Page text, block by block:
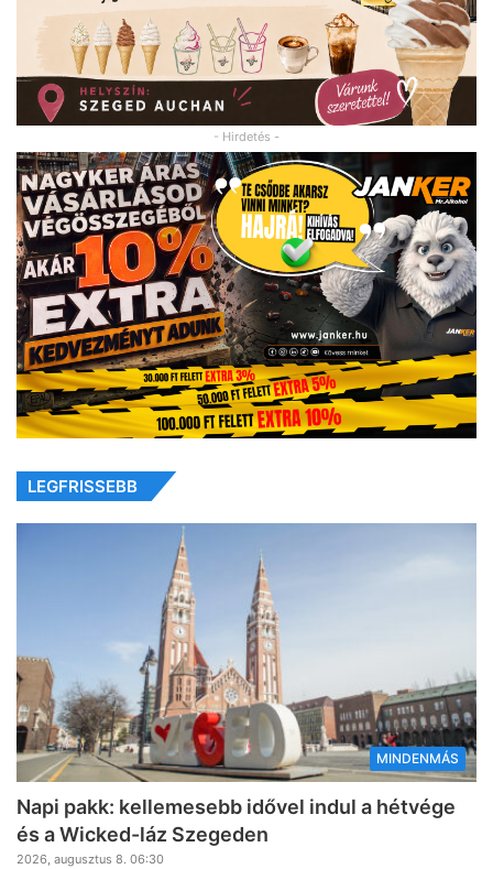
- Hirdetés -
LEGFRISSEBB
MINDENMÁS
Napi pakk: kellemesebb idővel indul a hétvége
és a Wicked-láz Szegeden
2026, augusztus 8. 06:30